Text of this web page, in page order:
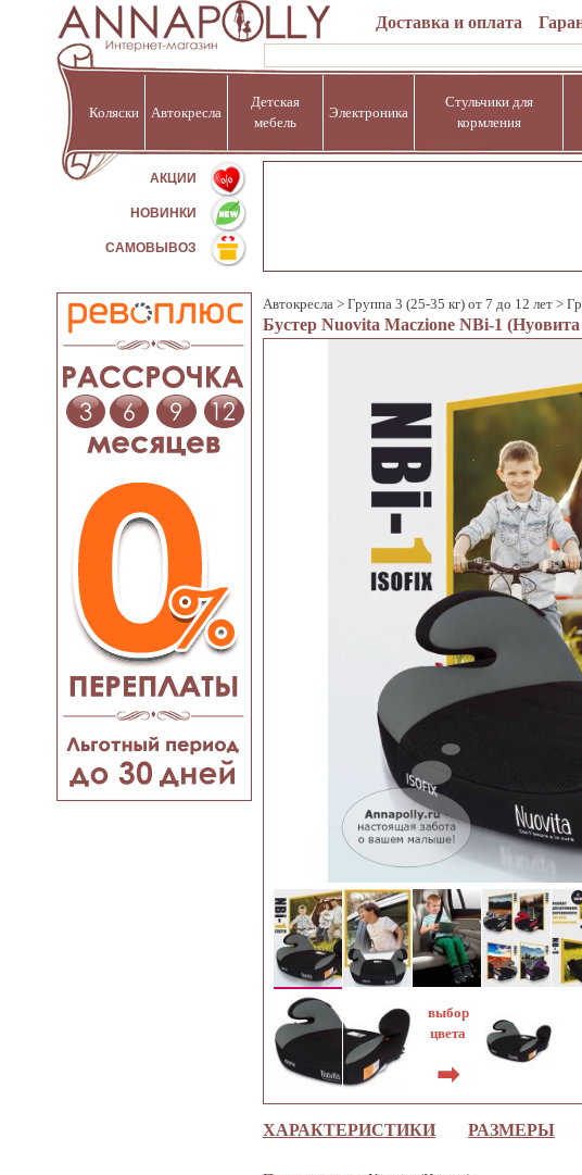
Доставка и оплата
Коляски Автокресла
Детская
мебель
Электроника
Стульчики для
кормления
АКЦИИ %
НОВИНКИ
САМОВЫВОЗ
Автокресла > Группа 3 (25-35 кг) от 7 до 12 лет >
Бустер Nuovita Maczione NBi-1
выбор
цвета
➡
ХАРАКТЕРИСТИКИ РАЗМЕРЫ